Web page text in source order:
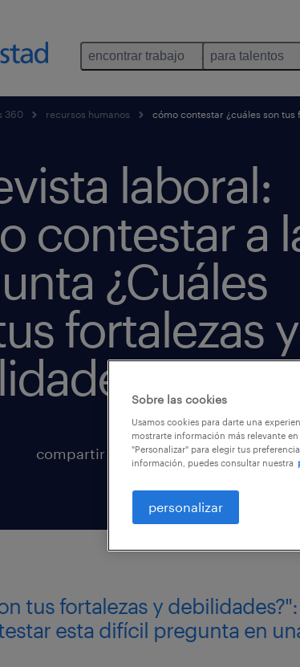
encontrar trabajo para talentos
360 recursos humanos cómo contestar ¿cuáles son
laboral:
contestar a
¿Cuáles
fortalezas y
compartir en
tus fortalezas y debilidades?":
esta difícil pregunta en
Sobre las cookies
Usamos cookies para darte una
mostrarte información más relevante
"Personalizar" para elegir tus
información, puedes consultar nuestra
personalizar